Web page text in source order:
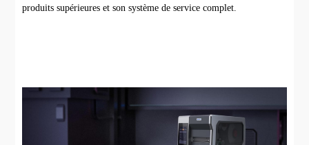
produits supérieures et son système de service complet.